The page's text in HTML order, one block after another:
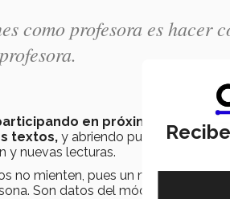
como profesora es hacer
en próximas
textos, y abriendo puertas a
y nuevas lecturas.
no mienten, pues un mexicano lee
Son datos del módulo sobre la